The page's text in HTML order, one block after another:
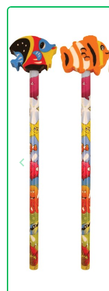
Vorige
keyboard_arrow_left